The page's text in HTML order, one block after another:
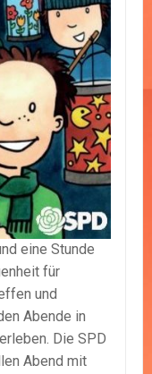
eine Stunde
für
und
Abende in
Die SPD
Abend mit